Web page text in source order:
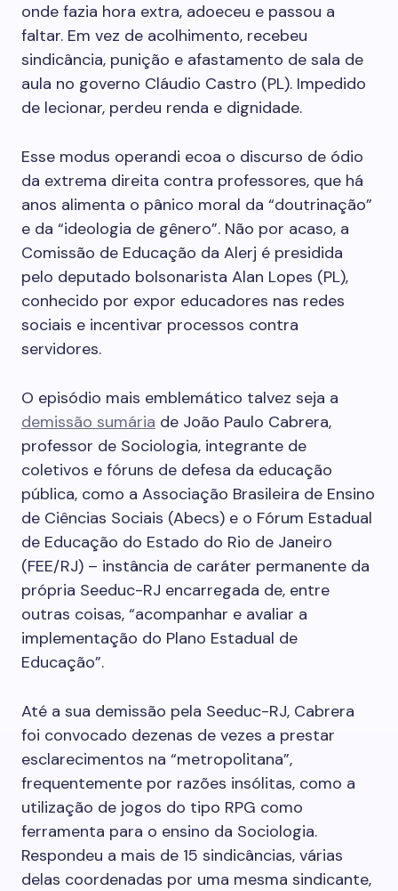
onde fazia hora extra, adoeceu e passou a
faltar. Em vez de acolhimento, recebeu
sindicância, punição e afastamento de sala de
aula no governo Cláudio Castro (PL). Impedido
de lecionar, perdeu renda e dignidade.
Esse modus operandi ecoa o discurso de ódio
da extrema direita contra professores, que há
anos alimenta o pânico moral da “doutrinação”
e da “ideologia de gênero”. Não por acaso, a
Comissão de Educação da Alerj é presidida
pelo deputado bolsonarista Alan Lopes (PL),
conhecido por expor educadores nas redes
sociais e incentivar processos contra
servidores.
O episódio mais emblemático talvez seja a
demissão sumária de João Paulo Cabrera,
professor de Sociologia, integrante de
coletivos e fóruns de defesa da educação
pública, como a Associação Brasileira de Ensino
de Ciências Sociais (Abecs) e o Fórum Estadual
de Educação do Estado do Rio de Janeiro
(FEE/RJ) – instância de caráter permanente da
própria Seeduc-RJ encarregada de, entre
outras coisas, “acompanhar e avaliar a
implementação do Plano Estadual de
Educação”.
Até a sua demissão pela Seeduc-RJ, Cabrera
foi convocado dezenas de vezes a prestar
esclarecimentos na “metropolitana”,
frequentemente por razões insólitas, como a
utilização de jogos do tipo RPG como
ferramenta para o ensino da Sociologia.
Respondeu a mais de 15 sindicâncias, várias
delas coordenadas por uma mesma sindicante,